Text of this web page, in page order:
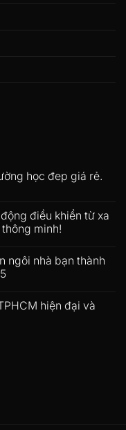
học đep giá rẻ.
điều khiển từ xa
minh!
ngôi nhà bạn thành
hiện đại và